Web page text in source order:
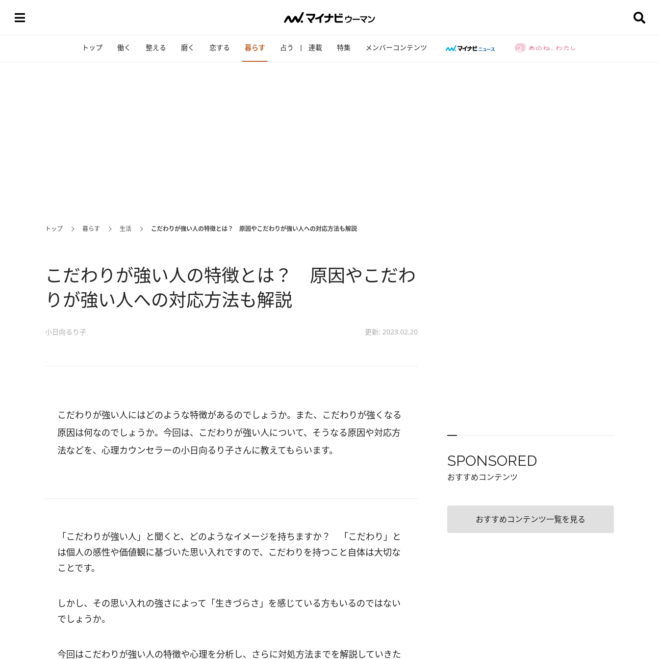
トップ 働く 整える 磨く 恋する 暮らす 占う 連載 特集 メンバーコンテンツ
トップ 暮らす 生活 こだわりが強い人の特徴とは？ 原因やこだわりが強い人への対応方法も解説
こだわりが強い人の特徴とは？ 原因やこだわ
りが強い人への対応方法も解説
小日向るり子 更新: 2023.02.20
こだわりが強い人にはどのような特徴があるのでしょうか。また、こだわりが強くなる
原因は何なのでしょうか。今回は、こだわりが強い人について、そうなる原因や対応方
法などを、心理カウンセラーの小日向るり子さんに教えてもらいます。
「こだわりが強い人」と聞くと、どのようなイメージを持ちますか？ 「こだわり」と
は個人の感性や価値観に基づいた思い入れですので、こだわりを持つこと自体は大切な
ことです。
しかし、その思い入れの強さによって「生きづらさ」を感じている方もいるのではない
でしょうか。
今回はこだわりが強い人の特徴や心理を分析し、さらに対処方法までを解説していきた
SPONSORED
おすすめコンテンツ
おすすめコンテンツ一覧を見る